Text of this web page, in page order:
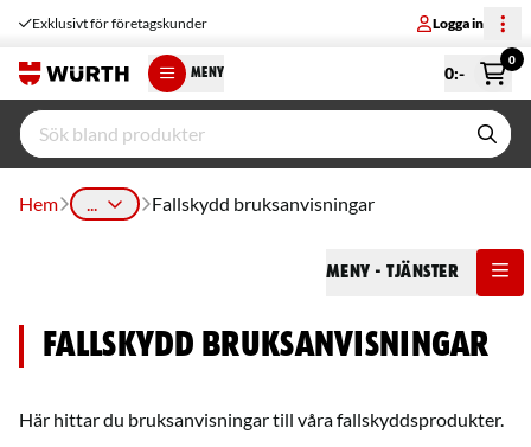
Exklusivt för företagskunder Logga in
MENY 0:-
0
Hem ... Fallskydd bruksanvisningar
Meny - Tjänster
Fallskydd bruksanvisningar
Här hittar du bruksanvisningar till våra fallskyddsprodukter.